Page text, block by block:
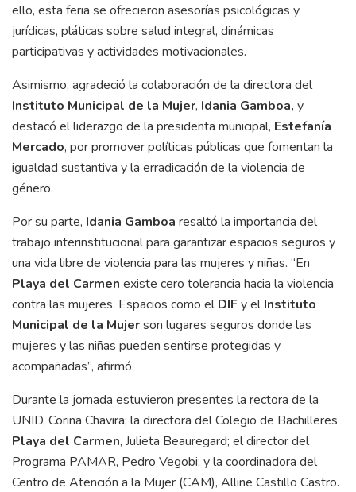
ello, esta feria se ofrecieron asesorías psicológicas y
jurídicas, pláticas sobre salud integral, dinámicas
participativas y actividades motivacionales.
Asimismo, agradeció la colaboración de la directora del
Instituto Municipal de la Mujer, Idania Gamboa, y
destacó el liderazgo de la presidenta municipal, Estefanía
Mercado, por promover políticas públicas que fomentan la
igualdad sustantiva y la erradicación de la violencia de
género.
Por su parte, Idania Gamboa resaltó la importancia del
trabajo interinstitucional para garantizar espacios seguros y
una vida libre de violencia para las mujeres y niñas. “En
Playa del Carmen existe cero tolerancia hacia la violencia
contra las mujeres. Espacios como elDIFy elInstituto
Municipal de la Mujerson lugares seguros donde las
mujeres y las niñas pueden sentirse protegidas y
acompañadas”, afirmó.
Durante la jornada estuvieron presentes la rectora de la
UNID, Corina Chavira; la directora del Colegio de Bachilleres
Playa del Carmen, Julieta Beauregard; el director del
Programa PAMAR, Pedro Vegobi; y la coordinadora del
Centro de Atención a la Mujer (CAM), Alline Castillo Castro.